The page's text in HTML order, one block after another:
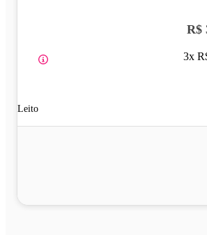
Leito
R$
3x